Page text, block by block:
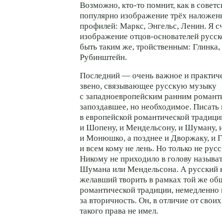
Возможно, кто-то помнит, как в
популярно изображение трёх
профилей: Маркс, Энгельс, Ленин. Я
изображение отцов-основателей
быть таким же, тройственным:
Рубинштейн.
Последний — очень важное и
звено, связывающее русскую музыку
с западноевропейским ранним
запоздавшее, но необходимое.
в европейской романтической
и Шопену, и Мендельсону, и Шуману,
и Монюшко, а позднее и Дворжаку, и
и всем кому не лень. Но только не
Никому не приходило в голову
Шумана или Мендельсона. А русский
желавший творить в рамках той же
романтической традиции,
за вторичность. Он, в отличие от
такого права не имел.